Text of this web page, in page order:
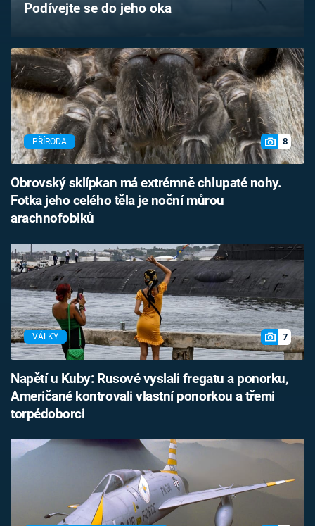
Sledujte prima+
Přihlášení
Sledujte nás
Podívejte se do jeho oka
PŘÍRODA 8
Obrovský sklípkan má extrémně chlupaté nohy.
Fotka jeho celého těla je noční můrou
arachnofobiků
VÁLKY 7
Napětí u Kuby: Rusové vyslali fregatu a ponorku,
Američané kontrovali vlastní ponorkou a třemi
torpédoborci